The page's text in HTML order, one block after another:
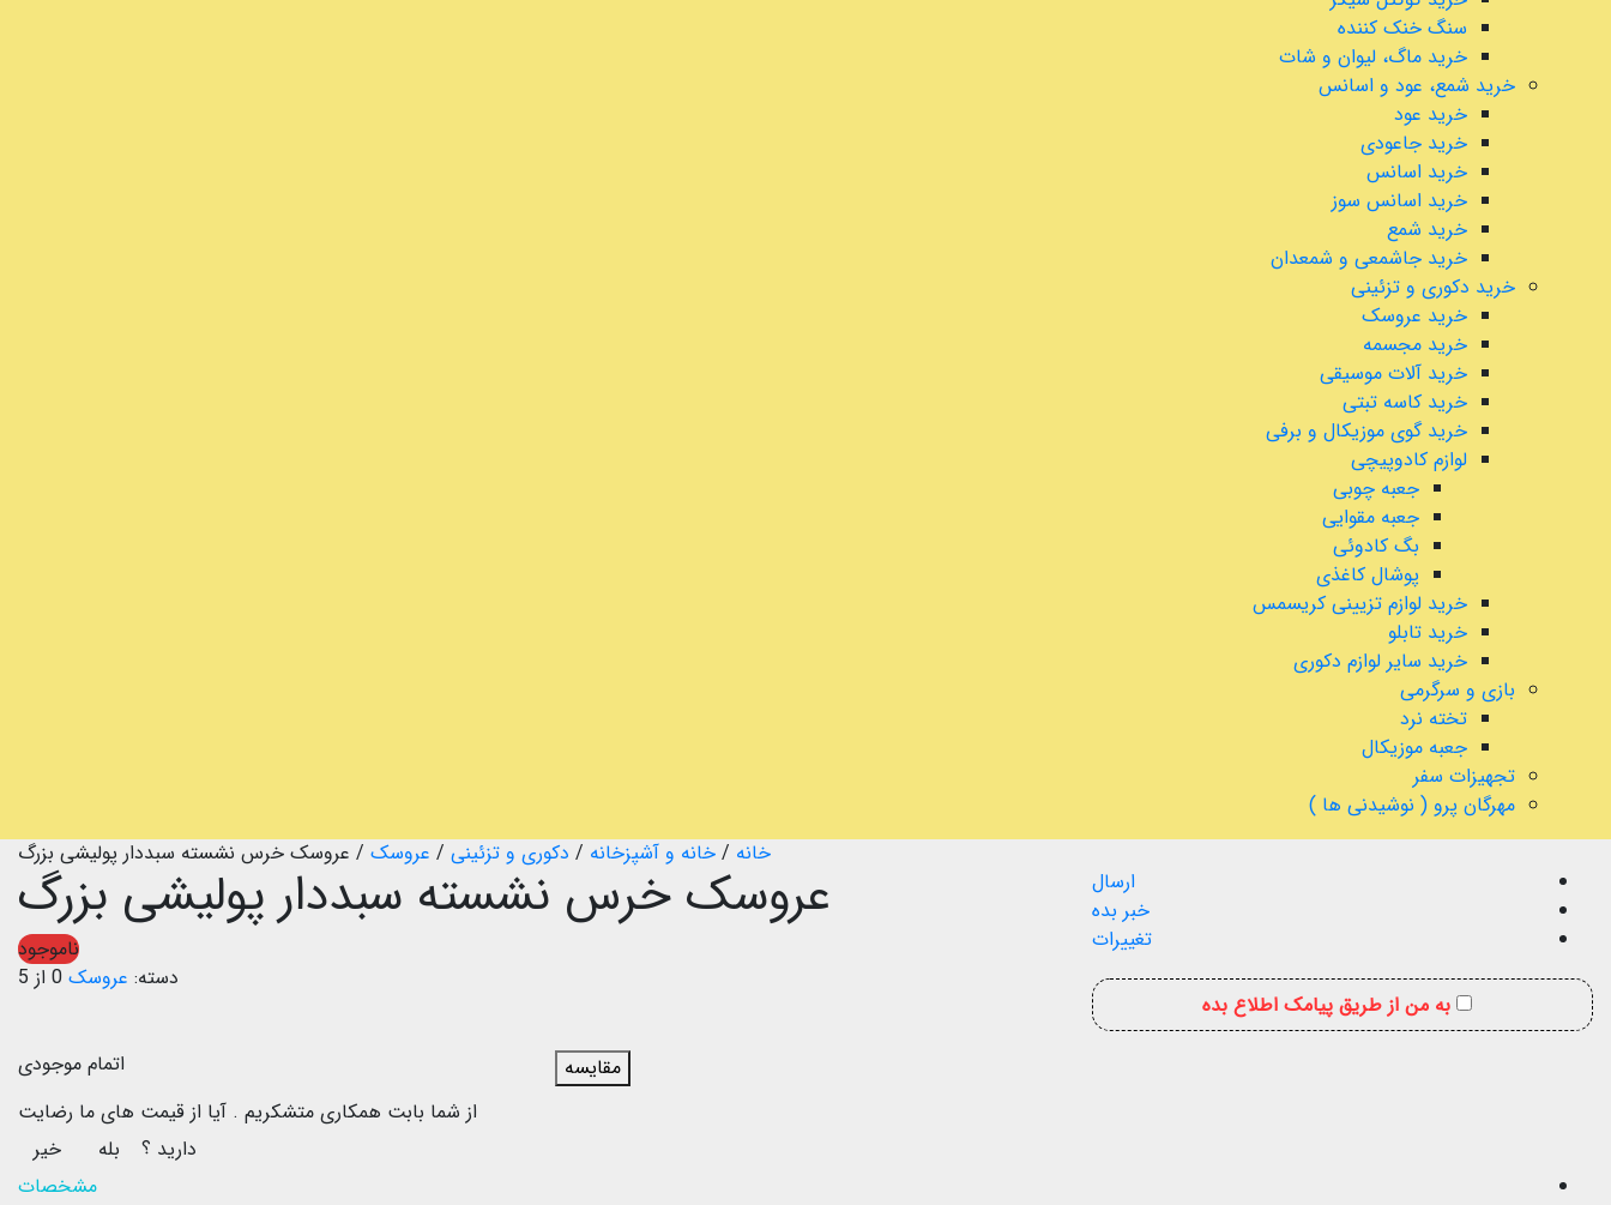
سنگ خنک کننده
خرید ماگ، لیوان و شات
خرید شمع، عود و اسانس
خرید عود
خرید جاعودی
خرید اسانس
خرید اسانس سوز
خرید شمع
خرید جاشمعی و شمعدان
خرید دکوری و تزئینی
خرید عروسک
خرید مجسمه
خرید آلات موسیقی
خرید کاسه تبتی
خرید گوی موزیکال و برفی
لوازم کادوپیچی
جعبه چوبی
جعبه مقوایی
بگ کادوئی
پوشال کاغذی
خرید لوازم تزیینی کریسمس
خرید تابلو
خرید سایر لوازم دکوری
بازی و سرگرمی
تخته نرد
جعبه موزیکال
تجهیزات سفر
مهرگان پرو ( نوشیدنی ها )
خانه / خانه و آشپزخانه / دکوری و تزئینی / عروسک / عروسک خرس نشسته سبددار پولیشی بزرگ
ارسال
خبر بده
تغییرات
به من از طریق پیامک اطلاع بده
عروسک خرس نشسته سبددار پولیشی بزرگ
ناموجود
دسته: عروسک 0 از 5
مقایسه
اتمام موجودی
از شما بابت همکاری متشکریم . آیا از قیمت های ما رضایت
دارید ؟
بله
خیر
مشخصات